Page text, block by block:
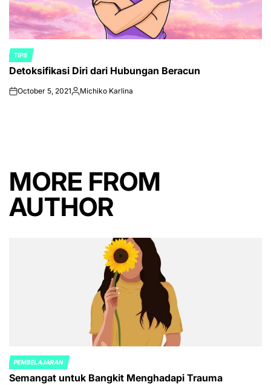
POSTED
IN
TIPS
Detoksifikasi Diri dari Hubungan Beracun
onOctober 5, 2021Posted
Michiko Karlina
MORE FROM
AUTHOR
POSTED
IN
PEMBELAJARAN
Semangat untuk Bangkit Menghadapi Trauma